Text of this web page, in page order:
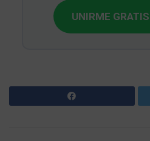
UNIRME